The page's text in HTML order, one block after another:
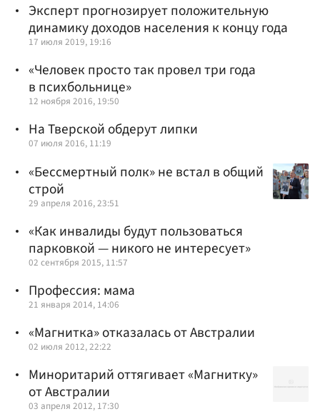
Эксперт прогнозирует положительную
динамику доходов населения к концу года
17 июля 2019, 19:16
«Человек просто так провел три года
в психбольнице»
12 ноября 2016, 19:50
На Тверской обдерут липки
07 июля 2016, 11:19
«Бессмертный полк» не встал в общий
строй
29 апреля 2016, 23:51
«Как инвалиды будут пользоваться
парковкой — никого не интересует»
02 сентября 2015, 11:57
Профессия: мама
21 января 2014, 14:06
«Магнитка» отказалась от Австралии
02 июля 2012, 22:22
Миноритарий оттягивает «Магнитку»
от Австралии
03 апреля 2012, 17:30